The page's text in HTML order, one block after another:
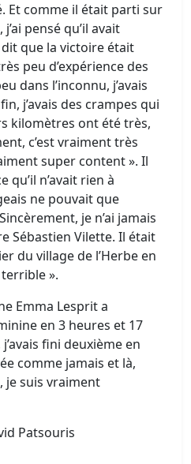
Et comme il était parti sur
pensé qu’il avait
que la victoire était
peu d’expérience des
dans l’inconnu, j’avais
j’avais des crampes qui
kilomètres ont été très,
c’est vraiment très
super content ». Il
qu’il n’avait rien à
ne pouvait que
je n’ai jamais
Sébastien Vilette. Il était
du village de l’Herbe en
».
Emma Lesprit a
en 3 heures et 17
fini deuxième en
comme jamais et là,
je suis vraiment
Patsouris